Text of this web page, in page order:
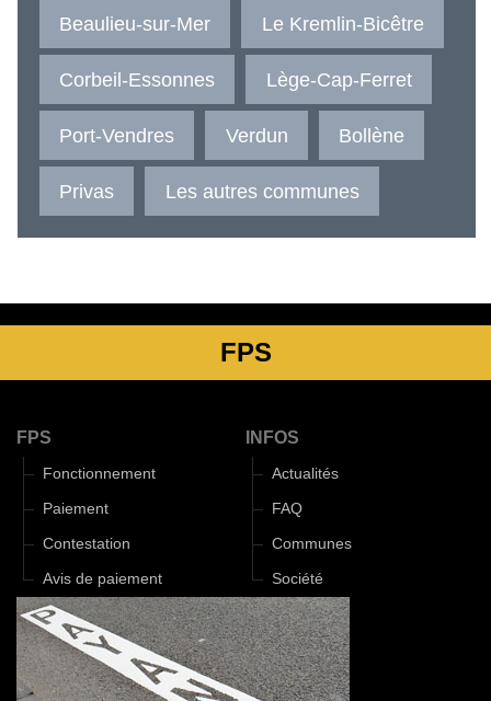
Beaulieu-sur-Mer Le Kremlin-Bicêtre
Corbeil-Essonnes Lège-Cap-Ferret
Port-Vendres Verdun Bollène
Privas Les autres communes
FPS
FPS
Fonctionnement
Paiement
Contestation
Avis de paiement
INFOS
Actualités
FAQ
Communes
Société